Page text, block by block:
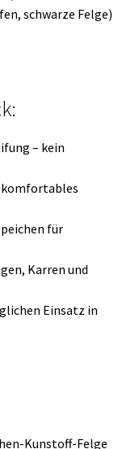
schwarze Felge)
– kein
für
Karren und
Einsatz in
Kunstoff-Felge